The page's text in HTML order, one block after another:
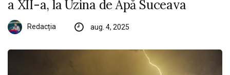
a XII-a, la Uzina de Apă Suceava
Redacția aug. 4, 2025